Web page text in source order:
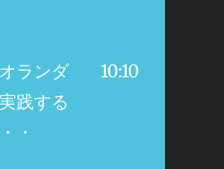
ランダ
践する
・
10:10